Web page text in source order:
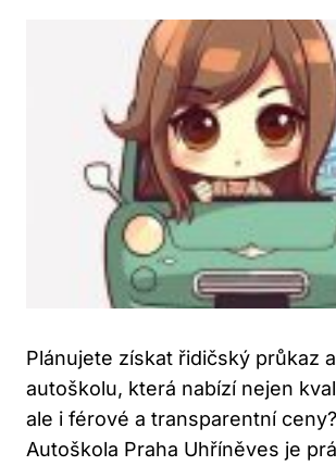
Plánujete získat řidičský průkaz
autoškolu, která nabízí ⁤nejen
ale i férové a transparentní
Autoškola Praha Uhříněves je